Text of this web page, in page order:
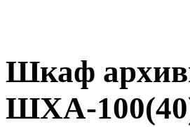
Шкаф
ШХА-